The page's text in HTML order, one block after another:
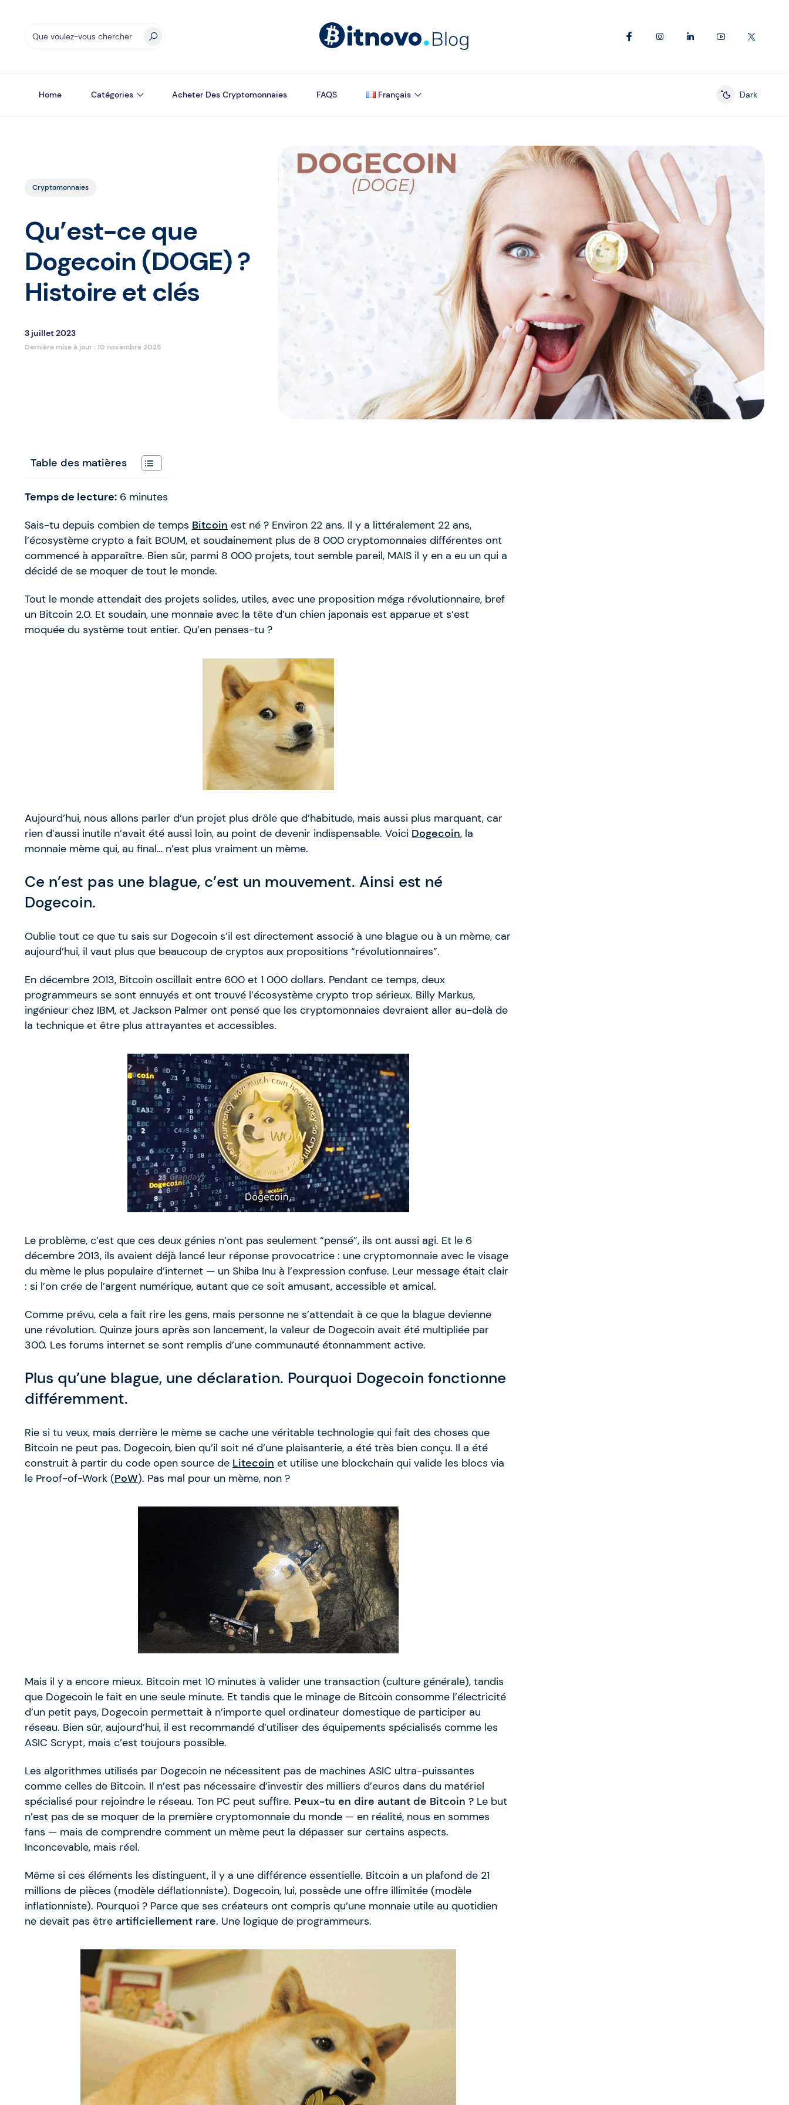
Home Catégories Acheter Des Cryptomonnaies FAQS Français
Enable dark
Dark
Cryptomonnaies
Qu’est-ce que
Dogecoin (DOGE) ?
Histoire et clés
3 juillet 2023
Dernière mise à jour : 10 novembre 2025
Table des matières
Temps de lecture: 6 minutes
Sais-tu depuis combien de temps Bitcoin est né ? Environ 22 ans. Il y a littéralement 22 ans,
l’écosystème crypto a fait BOUM, et soudainement plus de 8 000 cryptomonnaies différentes ont
commencé à apparaître. Bien sûr, parmi 8 000 projets, tout semble pareil, MAIS il y en a eu un qui a
décidé de se moquer de tout le monde.
Tout le monde attendait des projets solides, utiles, avec une proposition méga révolutionnaire, bref
un Bitcoin 2.0. Et soudain, une monnaie avec la tête d’un chien japonais est apparue et s’est
moquée du système tout entier. Qu’en penses-tu ?
Aujourd’hui, nous allons parler d’un projet plus drôle que d’habitude, mais aussi plus marquant, car
rien d’aussi inutile n’avait été aussi loin, au point de devenir indispensable. Voici Dogecoin, la
monnaie mème qui, au final… n’est plus vraiment un mème.
Ce n’est pas une blague, c’est un mouvement. Ainsi est né
Dogecoin.
Oublie tout ce que tu sais sur Dogecoin s’il est directement associé à une blague ou à un mème, car
aujourd’hui, il vaut plus que beaucoup de cryptos aux propositions “révolutionnaires”.
En décembre 2013, Bitcoin oscillait entre 600 et 1 000 dollars. Pendant ce temps, deux
programmeurs se sont ennuyés et ont trouvé l’écosystème crypto trop sérieux. Billy Markus,
ingénieur chez IBM, et Jackson Palmer ont pensé que les cryptomonnaies devraient aller au-delà de
la technique et être plus attrayantes et accessibles.
Le problème, c’est que ces deux génies n’ont pas seulement “pensé”, ils ont aussi agi. Et le 6
décembre 2013, ils avaient déjà lancé leur réponse provocatrice : une cryptomonnaie avec le visage
du mème le plus populaire d’internet — un Shiba Inu à l’expression confuse. Leur message était clair
: si l’on crée de l’argent numérique, autant que ce soit amusant, accessible et amical.
Comme prévu, cela a fait rire les gens, mais personne ne s’attendait à ce que la blague devienne
une révolution. Quinze jours après son lancement, la valeur de Dogecoin avait été multipliée par
300. Les forums internet se sont remplis d’une communauté étonnamment active.
Plus qu’une blague, une déclaration. Pourquoi Dogecoin fonctionne
différemment.
Rie si tu veux, mais derrière le mème se cache une véritable technologie qui fait des choses que
Bitcoin ne peut pas. Dogecoin, bien qu’il soit né d’une plaisanterie, a été très bien conçu. Il a été
construit à partir du code open source de Litecoin et utilise une blockchain qui valide les blocs via
le Proof-of-Work (PoW). Pas mal pour un mème, non ?
Mais il y a encore mieux. Bitcoin met 10 minutes à valider une transaction (culture générale), tandis
que Dogecoin le fait en une seule minute. Et tandis que le minage de Bitcoin consomme l’électricité
d’un petit pays, Dogecoin permettait à n’importe quel ordinateur domestique de participer au
réseau. Bien sûr, aujourd’hui, il est recommandé d’utiliser des équipements spécialisés comme les
ASIC Scrypt, mais c’est toujours possible.
Les algorithmes utilisés par Dogecoin ne nécessitent pas de machines ASIC ultra-puissantes
comme celles de Bitcoin. Il n’est pas nécessaire d’investir des milliers d’euros dans du matériel
spécialisé pour rejoindre le réseau. Ton PC peut suffire. Peux-tu en dire autant de Bitcoin ? Le but
n’est pas de se moquer de la première cryptomonnaie du monde — en réalité, nous en sommes
fans — mais de comprendre comment un mème peut la dépasser sur certains aspects.
Inconcevable, mais réel.
Même si ces éléments les distinguent, il y a une différence essentielle. Bitcoin a un plafond de 21
millions de pièces (modèle déflationniste). Dogecoin, lui, possède une offre illimitée (modèle
inflationniste). Pourquoi ? Parce que ses créateurs ont compris qu’une monnaie utile au quotidien
ne devait pas être artificiellement rare. Une logique de programmeurs.